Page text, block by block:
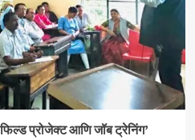
प्रोजेक्ट आणि जॉब ट्रेनिंग’